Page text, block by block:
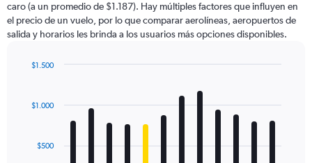
has
1
Y
displaying
caro (a un promedio de $1.187). Hay múltiples factores que influyen en
el precio de un vuelo, por lo que comparar aerolíneas, aeropuertos de
salida y horarios les brinda a los usuarios más opciones disponibles.
with
12
The$500
$1.000
$1.500